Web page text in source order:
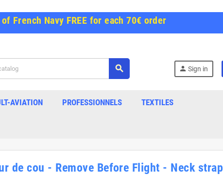
French Navy FREE for each 70€ order
search person Sign in
AVIATION PROFESSIONNELS TEXTILES
de cou - Remove Before Flight - Neck strap